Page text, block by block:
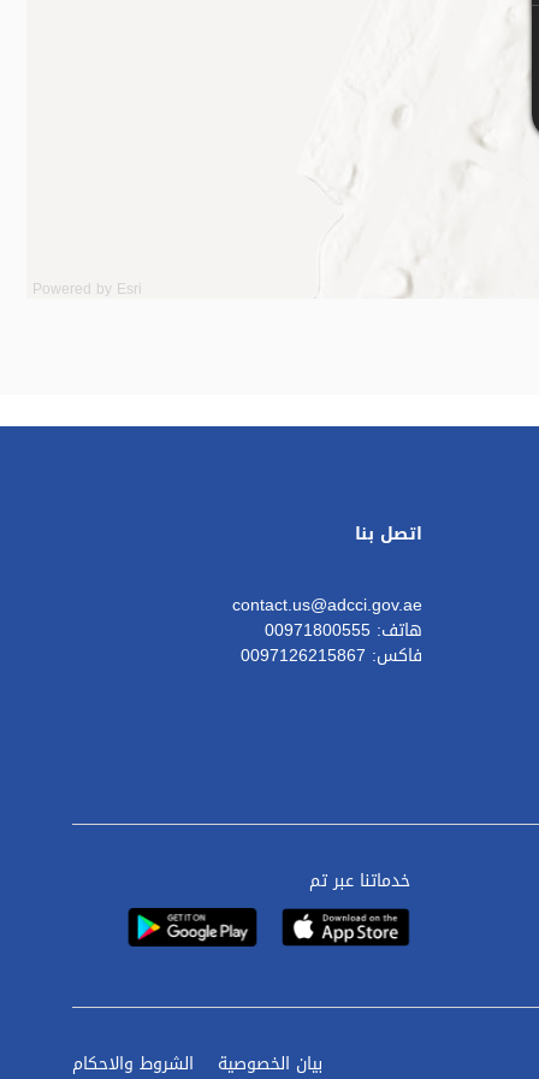
Powered by Esri
اتصل بنا
contact.us@adcci.gov.ae
هاتف: 00971800555
فاكس: 0097126215867
خدماتنا عبر تم
بيان الخصوصية الشروط والاحكام